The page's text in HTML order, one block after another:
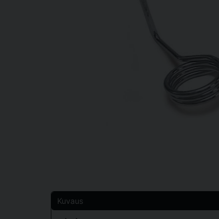
Kuvaus